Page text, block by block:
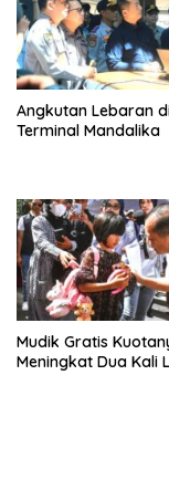
Angkutan Lebaran
Terminal Mandalika
Mudik Gratis
Meningkat Dua Kali